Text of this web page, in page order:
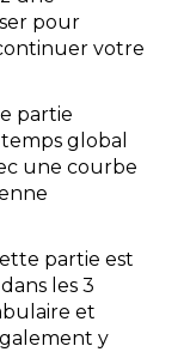
pour
votre
partie
global
une courbe
partie est
les 3
et
y